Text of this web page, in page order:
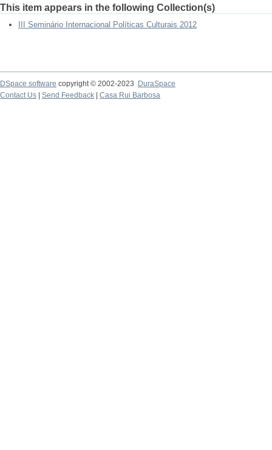
This item appears in the following Collection(s)
III Seminário Internacional Políticas Culturais 2012
DSpace software copyright © 2002-2023
DuraSpace
Contact Us
Send Feedback Casa Rui Barbosa